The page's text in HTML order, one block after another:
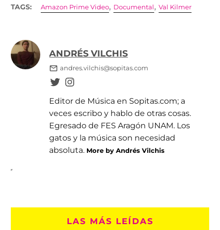
TAGS: Amazon Prime Video, Documental,Val Kilmer
ANDRÉS VILCHIS
andres.vilchis@sopitas.com
Editor de Música en Sopitas.com; a
veces escribo y hablo de otras cosas.
Egresado de FES Aragón UNAM. Los
gatos y la música son necesidad
absoluta. More by Andrés Vilchis
LAS MÁS LEÍDAS